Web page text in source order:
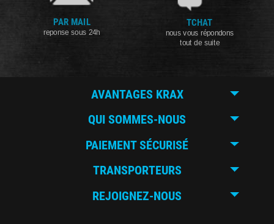
PAR MAIL
reponse sous 24h
TCHAT
nous vous répondons
tout de suite
AVANTAGES KRAX
QUI SOMMES-NOUS
PAIEMENT SÉCURISÉ
TRANSPORTEURS
REJOIGNEZ-NOUS